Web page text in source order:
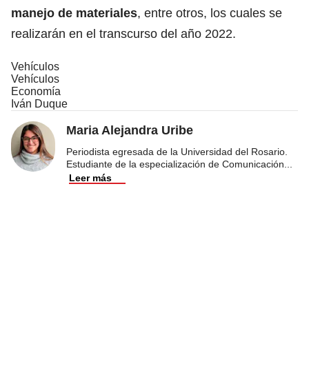
manejo de materiales, entre otros, los cuales se
realizarán en el transcurso del año 2022.
Vehículos
Vehículos
Economía
Iván Duque
Maria Alejandra Uribe
Periodista egresada de la Universidad del Rosario.
Estudiante de la especialización de Comunicación
Leer más